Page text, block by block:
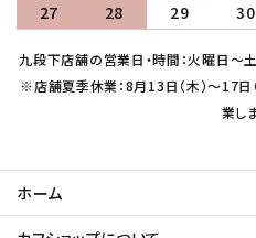
27
28 29 30
九段下店舗の営業日・時間：火曜日
※店舗夏季休業：8月13日（木）～17日
業し
ホーム